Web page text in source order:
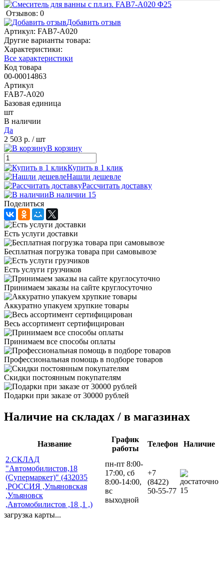
Отзывов: 0
Добавить отзыв
Артикул: FAB7-A020
Другие варианты товара:
Характеристики:
Все характеристики
Код товара
00-00014863
Артикул
FAB7-A020
Базовая единица
шт
В наличии
Да
2 503 р. / шт
В корзину
Купить в 1 клик
Нашли дешевле
Рассчитать доставку
В наличии 15
Поделиться
Есть услуги доставки
Бесплатная погрузка товара при самовывозе
Есть услуги грузчиков
Принимаем заказы на сайте круглосуточно
Аккуратно упакуем хрупкие товары
Весь ассортимент сертифицирован
Принимаем все способы оплаты
Профессиональная помощь в подборе товаров
Скидки постоянным покупателям
Подарки при заказе от 30000 рублей
Наличие на складах / в магазинах
Название
График
работы
Телефон
Наличие
2.СКЛАД
"Автомобилистов,18
(Супермаркет)" (432035
,РОССИЯ ,Ульяновская
,Ульяновск
,Автомобилистов ,18 ,1 ,)
пн-пт 8:00-
17:00, сб
8:00-14:00,
вс
выходной
+7
(8422)
50-55-77 15
загрузка карты...